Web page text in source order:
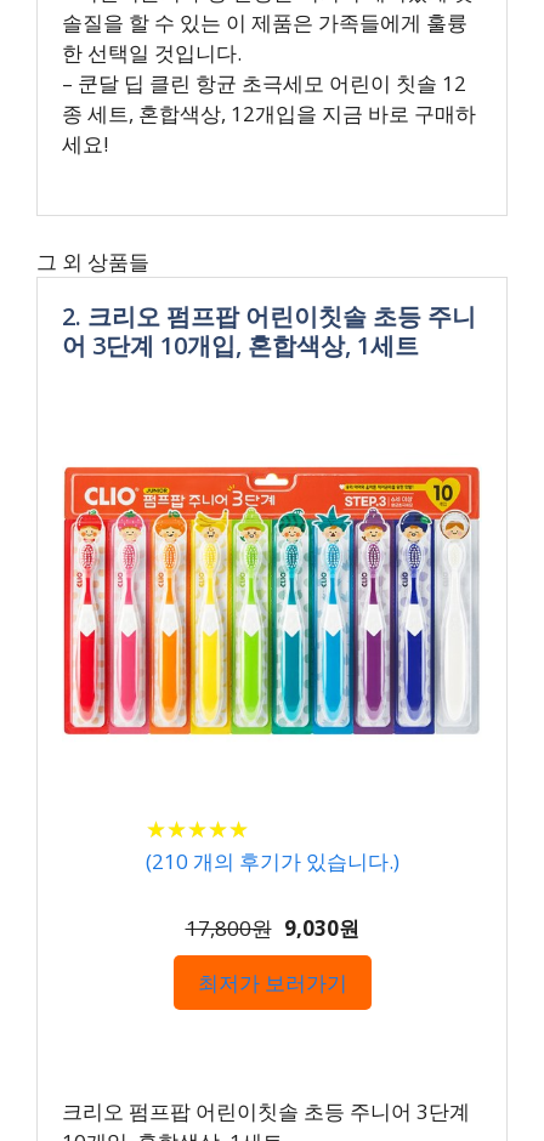
솔질을 할 수 있는 이 제품은 가족들에게 훌륭
한 선택일 것입니다.
– 쿤달 딥 클린 항균 초극세모 어린이 칫솔 12
종 세트, 혼합색상, 12개입을 지금 바로 구매하
세요!
그 외 상품들
2. 크리오 펌프팝 어린이칫솔 초등 주니
어 3단계 10개입, 혼합색상, 1세트
★★★★★
★★★★★
(210 개의 후기가 있습니다.)
17,800원 9,030원
최저가 보러가기
크리오 펌프팝 어린이칫솔 초등 주니어 3단계